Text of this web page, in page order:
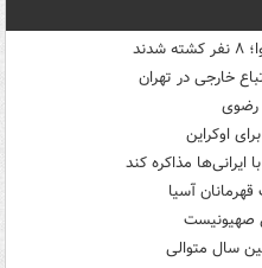
خارجی در تهران
رضوی
اوکراین
ایرانی‌ها مذاکره کند
آسیا
صهیونیست